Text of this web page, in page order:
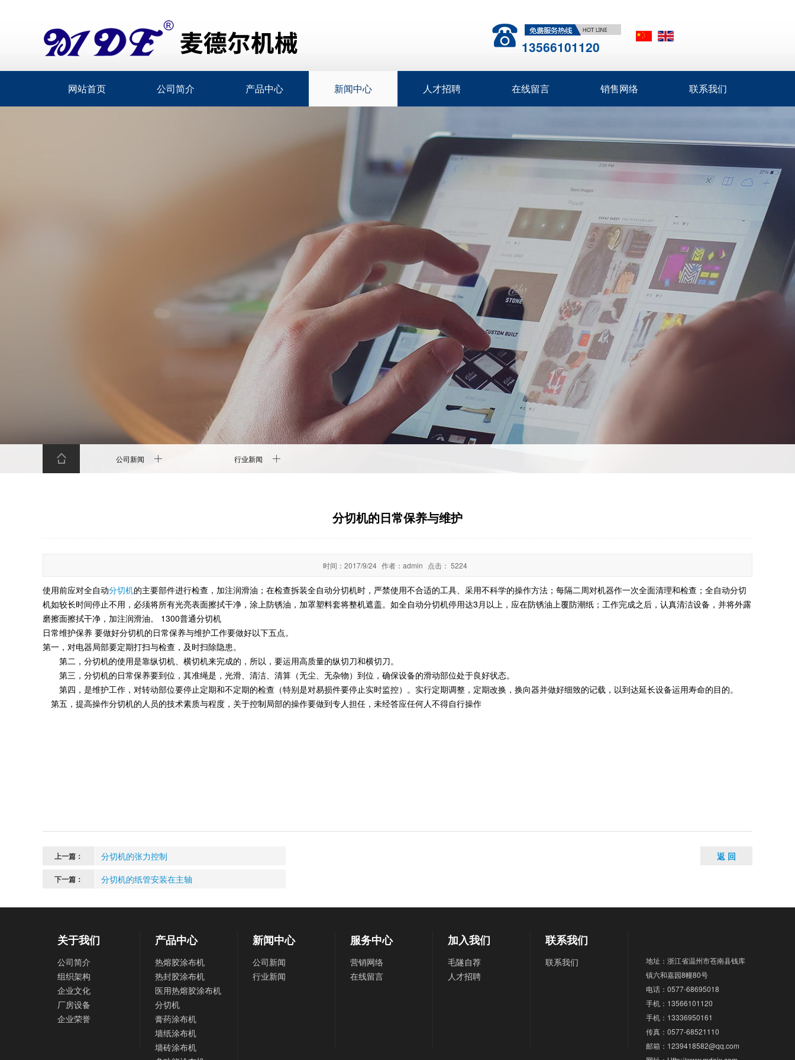
13566101120
网站首页 公司简介 产品中心 新闻中心 人才招聘 在线留言 销售网络 联系我们
公司新闻 行业新闻
分切机的日常保养与维护
时间： 2017/9/24 作者： admin 点击： 5224
使用前应对全自动分切机的主要部件进行检查，加注润滑油；在检查拆装全自动分切机时，严禁使用不合适的工具、采用不科学的操作方法；每隔二周对机器作一次全面清理和检查；全自动分切
机如较长时间停止不用，必须将所有光亮表面擦拭干净，涂上防锈油，加罩塑料套将整机遮盖。如全自动分切机停用达3月以上，应在防锈油上覆防潮纸；工作完成之后，认真清洁设备，并将外露
磨擦面擦拭干净，加注润滑油。 1300普通分切机
日常维护保养 要做好分切机的日常保养与维护工作要做好以下五点。
第一，对电器局部要定期打扫与检查，及时扫除隐患。
第二，分切机的使用是靠纵切机、横切机来完成的，所以，要运用高质量的纵切刀和横切刀。
第三，分切机的日常保养要到位，其准绳是，光滑、清洁、清算（无尘、无杂物）到位，确保设备的滑动部位处于良好状态。
第四，是维护工作，对转动部位要停止定期和不定期的检查（特别是对易损件要停止实时监控）。实行定期调整，定期改换，换向器并做好细致的记载，以到达延长设备运用寿命的目的。
第五，提高操作分切机的人员的技术素质与程度，关于控制局部的操作要做到专人担任，未经答应任何人不得自行操作
上一篇： 分切机的张力控制
下一篇： 分切机的纸管安装在主轴
返 回
关于我们
公司简介
组织架构
企业文化
厂房设备
企业荣誉
产品中心
热熔胶涂布机
热封胶涂布机
医用热熔胶涂布机
分切机
膏药涂布机
墙纸涂布机
墙砖涂布机
新闻中心
公司新闻
行业新闻
服务中心
营销网络
在线留言
加入我们
毛隧自荐
人才招聘
联系我们
联系我们
地址：浙江省温州市苍南县钱库
镇六和嘉园8幢80号
电话：0577-68695018
手机：13566101120
手机：13336950161
传真：0577-68521110
邮箱：1239418582@qq.com